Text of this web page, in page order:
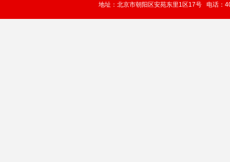
地址：北京市朝阳区安苑东里1区17号 电话